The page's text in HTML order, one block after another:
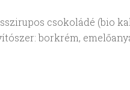
csokoládé (bio
borkrém,